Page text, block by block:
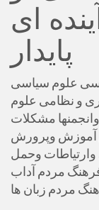
ای
پایدار
علوم سیاسی
و نظامی علوم
مشکلات
آموزش وپرورش
وارتیاطات وحمل
مردم آداب
مردم زبان ها